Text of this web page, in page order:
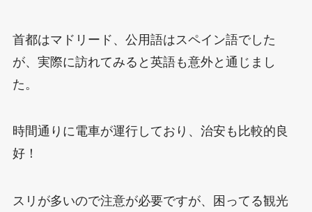
首都はマドリード、公用語はスペイン語でした
が、実際に訪れてみると英語も意外と通じまし
た。
時間通りに電車が運行しており、治安も比較的良
好！
スリが多いので注意が必要ですが、困ってる観光